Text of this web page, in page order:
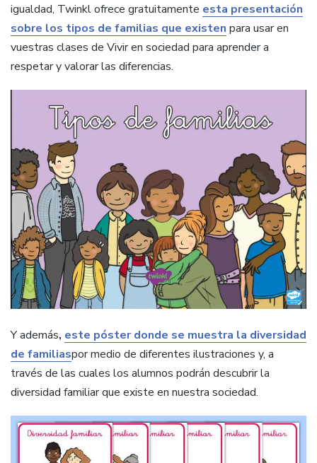
igualdad, Twinkl ofrece gratuitamente esta presentación
sobre los tipos de familias que existen para usar en
vuestras clases de Vivir en sociedad para aprender a
respetar y valorar las diferencias.
Y además, este póster donde se muestra la diversidad
de familiaspor medio de diferentes ilustraciones y, a
través de las cuales los alumnos podrán descubrir la
diversidad familiar que existe en nuestra sociedad.